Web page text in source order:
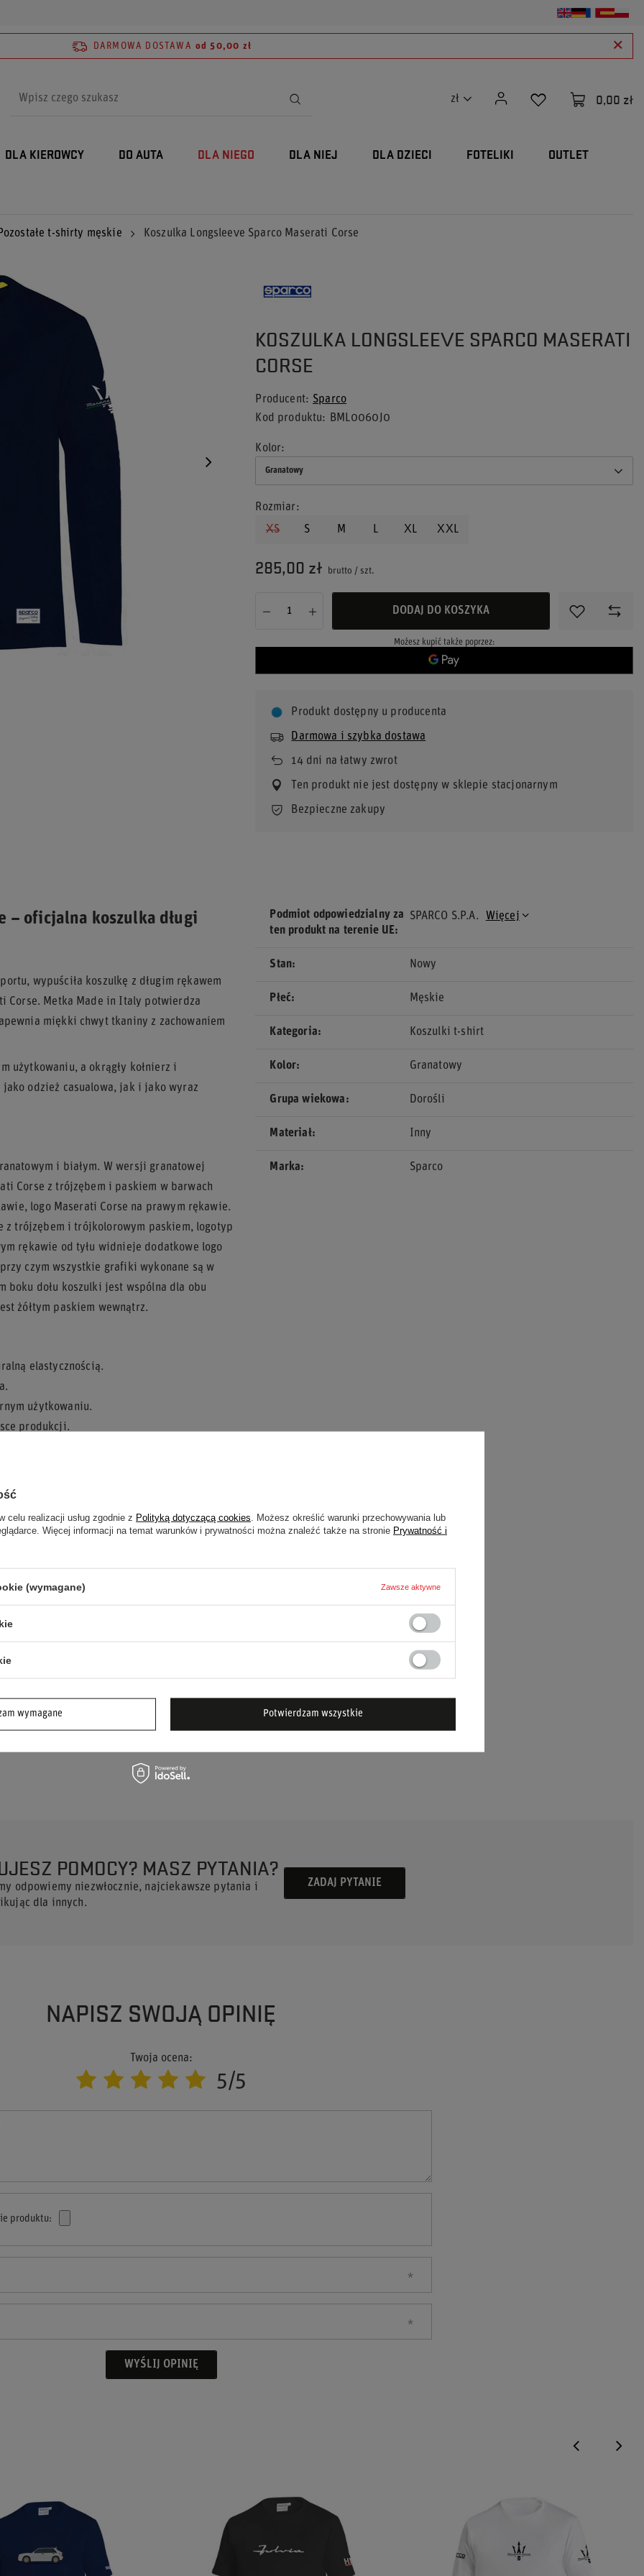
DARMOWA DOSTAWA od 50,00 zł
zł 0,00 zł
DLA KIEROWCY DO AUTA DLA NIEGO DLA NIEJ DLA DZIECI FOTELIKI OUTLET
Pozostałe t-shirty męskie Koszulka Longsleeve Sparco Maserati Corse
KOSZULKA LONGSLEEVE SPARCO MASERATI
CORSE
Producent
Sparco
Kod produktu
BML0060J0
Kolor
Granatowy
Rozmiar
XS
S M L XL XXL
285,00 zł brutto / szt.
DODAJ DO KOSZYKA
Możesz kupić także poprzez:
Produkt dostępny u producenta
Darmowa i szybka dostawa
14dni na łatwy zwrot
Ten produkt nie jest dostępny w sklepie stacjonarnym
Bezpieczne zakupy
– oficjalna koszulka długi
wypuściła koszulkę z długim rękawem
Corse. Metka Made in Italy potwierdza
miękki chwyt tkaniny z zachowaniem
użytkowaniu, a okrągły kołnierz i
odzież casualowa, jak i jako wyraz
i białym. W wersji granatowej
Corse z trójzębem i paskiem w barwach
logo Maserati Corse na prawym rękawie.
z trójzębem i trójkolorowym paskiem, logotyp
rękawie od tyłu widnieje dodatkowe logo
czym wszystkie grafiki wykonane są w
boku dołu koszulki jest wspólna dla obu
żółtym paskiem wewnątrz.
elastycznością.
użytkowaniu.
produkcji.
koszulki.
ubraniu. Dwa warianty kolorystyczne —
Maserati Corse?
Corse — oryginalny projekt graficzny.
ruchów przez cały dzień.
koszulkę na tle odpowiedników.
samej kolekcji.
wykonanie włoskiej marki
wsparcie dla Maserati Corse przy każdej
Podmiot odpowiedzialny za
ten produkt na terenie UE
SPARCO S.P.A. Więcej
Stan Nowy
Płeć Męskie
Kategoria Koszulki t-shirt
Kolor Granatowy
Grupa wiekowa Dorośli
Materiał Inny
Marka Sparco
POMOCY? MASZ PYTANIA?
odpowiemy niezwłocznie, najciekawsze pytania i
dla innych.
ZADAJ PYTANIE
NAPISZ SWOJĄ OPINIĘ
Twoja ocena:
5/5
produktu:
WYŚLIJ OPINIĘ
celu realizacji usług zgodnie z Polityką dotyczącą cookies . Możesz określić warunki przechowywania lub
Więcej informacji na temat warunków i prywatności można znaleźć także na stronie Prywatność i
(wymagane) Zawsze aktywne
wymagane Potwierdzam wszystkie